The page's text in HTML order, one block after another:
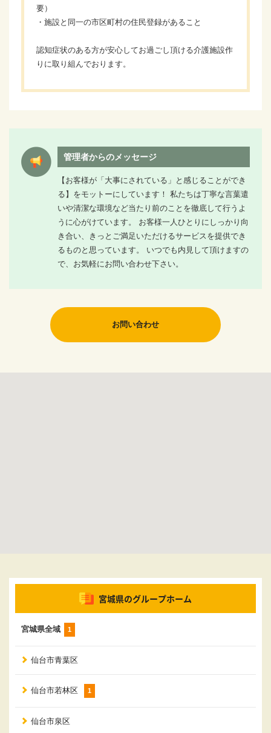
要）
・施設と同一の市区町村の住民登録があること
認知症状のある方が安心してお過ごし頂ける介護施設作
りに取り組んでおります。
管理者からのメッセージ
【お客様が「大事にされている」と感じることができ
る】をモットーにしています！ 私たちは丁寧な言葉遣
いや清潔な環境など当たり前のことを徹底して行うよ
うに心がけています。 お客様一人ひとりにしっかり向
き合い、きっとご満足いただけるサービスを提供でき
るものと思っています。 いつでも内見して頂けますの
で、お気軽にお問い合わせ下さい。
お問い合わせ
宮城県のグループホーム
宮城県全域 1
仙台市青葉区
仙台市若林区 1
仙台市泉区